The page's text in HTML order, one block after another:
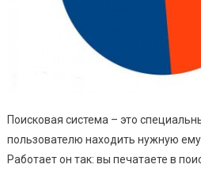
Поисковая система – это
пользователю находить нужную
Работает он так: вы печатаете в